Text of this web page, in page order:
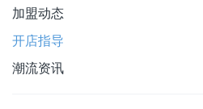
加盟动态
开店指导
潮流资讯